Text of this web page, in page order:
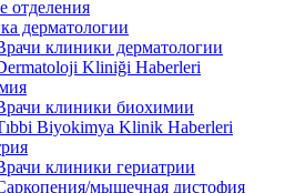
отделения
дерматологии
клиники дерматологии
Kliniği Haberleri
клиники биохимии
Biyokimya Klinik Haberleri
клиники гериатрии
мышечная дистофия